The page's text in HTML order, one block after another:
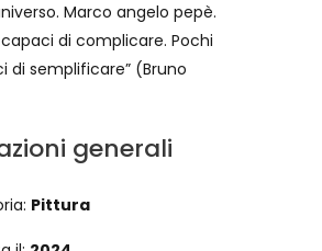
Marco angelo pepè.
di complicare. Pochi
di semplificare” (Bruno
generali
Pittura